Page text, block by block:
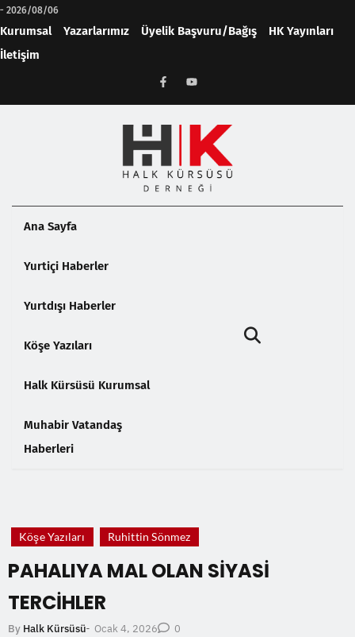
- 2026/08/06
Kurumsal Yazarlarımız Üyelik Başvuru/Bağış
HK Yayınları
İletişim
Ana Sayfa
Yurtiçi Haberler
Yurtdışı Haberler
Köşe Yazıları
Halk Kürsüsü Kurumsal
Muhabir Vatandaş
Haberleri
Köşe Yazıları Ruhittin Sönmez
PAHALIYA MAL OLAN SİYASİ
TERCİHLER
By Halk Kürsüsü- Ocak 4, 2026 0